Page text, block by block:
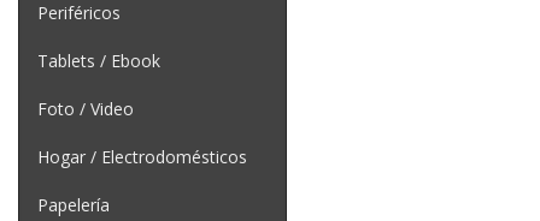
Periféricos
Tablets / Ebook
Foto / Video
Hogar / Electrodomésticos
Papelería